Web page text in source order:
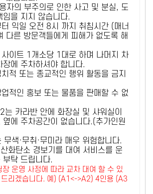
자의 부주의로 인한 사고 및 분실, 도
임을 지지 않습니다.
익일 오전 8시 까지 취침시간 (매너
다른 방문객들에게 피해가 없도록 해
이트 1개소당 1대로 하며 나머지 차
장에 주차하셔야 합니다.
적 또는 종교적인 행위 활동을 금지
적인 홍보 또는 물품을 판매할 수 없
카라반 안에 화장실 및 샤워실이
옆에 주차공간이 없습니다.(추가인원
무색·무취·무미라 매우 위험합니다.
화탄소 경보기를 대여 서비스를 운
부탁 드립니다.
장 운영 사정에 따라 교차 대여 할 수 있
드리겠습니다. 예) (A1<->A2) 4인용 (A3